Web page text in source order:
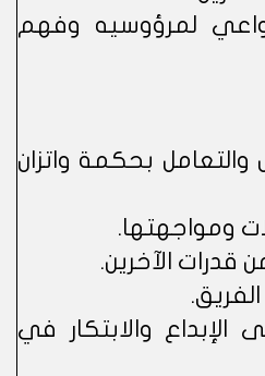
لمرؤوسيه وفهم
بحكمة واتزان
الإبداع والابتكار في